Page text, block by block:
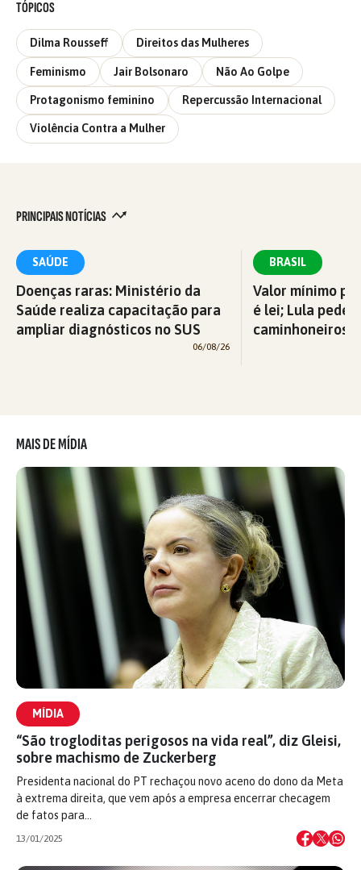
TÓPICOS
Dilma Rousseff Direitos das Mulheres
Feminismo Jair Bolsonaro Não Ao Golpe
Protagonismo feminino Repercussão Internacional
Violência Contra a Mulher
PRINCIPAIS NOTÍCIAS
SAÚDE
Doenças raras: Ministério da
Saúde realiza capacitação para
ampliar diagnósticos no SUS
06/08/26
BRASIL
Valor mínimo
é lei; Lula pede
caminhoneiros
MAIS DE MÍDIA
MÍDIA
“São trogloditas perigosos na vida real”, diz Gleisi,
sobre machismo de Zuckerberg
Presidenta nacional do PT rechaçou novo aceno do dono da Meta
à extrema direita, que vem após a empresa encerrar checagem
de fatos para…
13/01/2025